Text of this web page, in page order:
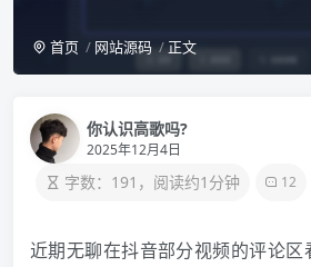
首页 网站源码 正文
你认识高歌吗?
2025年12月4日
字数：191，阅读约1分钟 12
近期无聊在抖音部分视频的评论区